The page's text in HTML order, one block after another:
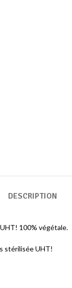
DESCRIPTION
100% végétale.
stérilisée UHT!